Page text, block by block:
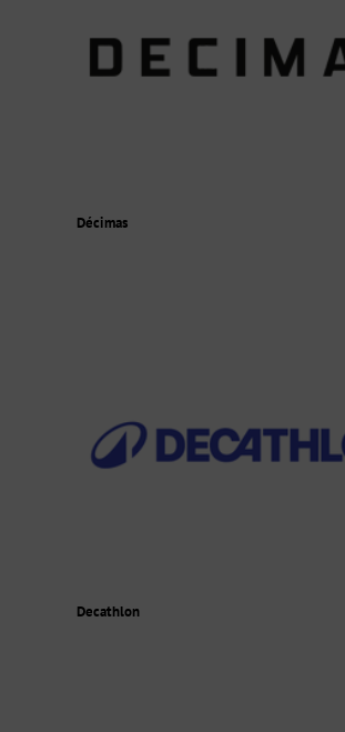
Décimas
Decathlon